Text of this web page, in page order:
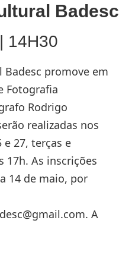
Badesc
14H30
Badesc promove em
Fotografia
Rodrigo
realizadas nos
e 27, terças e
17h. As inscrições
14 de maio, por
A